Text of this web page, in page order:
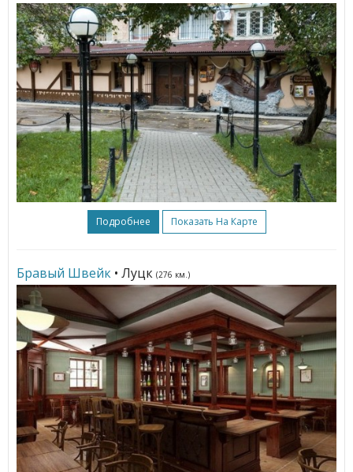
Подробнее Показать На Карте
Бравый Швейк • Луцк (276 км.)